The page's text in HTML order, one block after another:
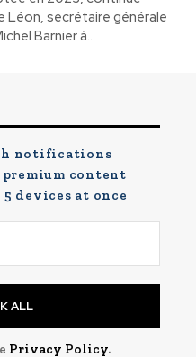
Léon, secrétaire générale
Barnier à...
notifications
content
devices at once
ALL
Privacy Policy.